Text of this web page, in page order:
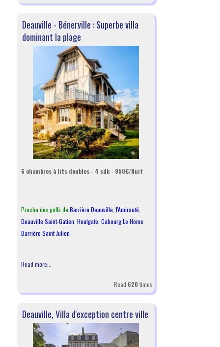
Deauville - Bénerville : Superbe villa
dominant la plage
6 chambres à lits doubles - 4 sdb - 950€/Nuit
Proche des golfs de Barrière Deauville l'Amirauté
Deauville Saint-Gatien Houlgate Cabourg Le Home
Barrière Saint Julien
Read more...
Read 620 times
Deauville, Villa d'exception centre ville